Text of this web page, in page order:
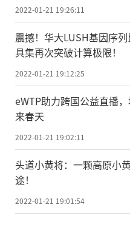
2022-01-21 19:26:11
震撼！华大LUSH基因序
具集再次突破计算极限！
2022-01-21 19:12:25
eWTP助力跨国公益直播
来春天
2022-01-21 19:02:11
头道小黄将：一颗高原小
途！
2022-01-21 19:01:54